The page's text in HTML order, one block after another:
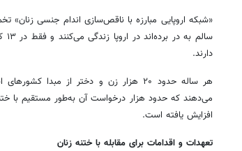
دارند.
هر ساله حدود ۲۰ هزار زن و دختر از مبدا
افزایش یافته است.
تعهدات و اقدامات برای مقابله با ختنه زنان